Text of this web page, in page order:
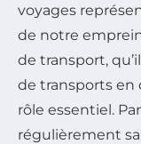
voyages
de notre
de transport,
de transports en
rôle essentiel.
régulièrement